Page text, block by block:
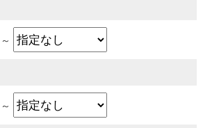
～
～